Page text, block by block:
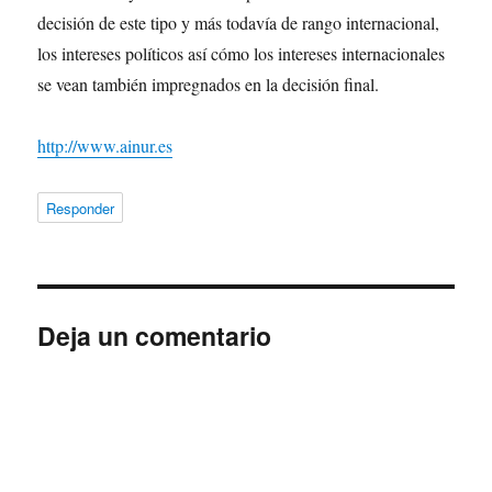
decisión de este tipo y más todavía de rango internacional,
los intereses políticos así cómo los intereses internacionales
se vean también impregnados en la decisión final.
http://www.ainur.es
Responder
Deja un comentario